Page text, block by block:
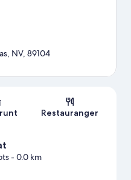
NV, 89104
Restauranger
- 0.0 km